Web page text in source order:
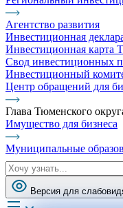
Агентство развития
Инвестиционная
Инвестиционная карта
Свод инвестиционных
Инвестиционный
Центр обращений для
Глава Тюменского
Имущество для бизнеса
Муниципальные
Версия для